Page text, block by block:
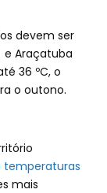
devem ser
e Araçatuba
36 ºC, o
o outono.
temperaturas
mais